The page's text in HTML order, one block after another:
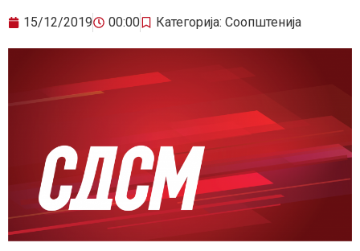
15/12/2019 00:00 Категорија: Соопштенија